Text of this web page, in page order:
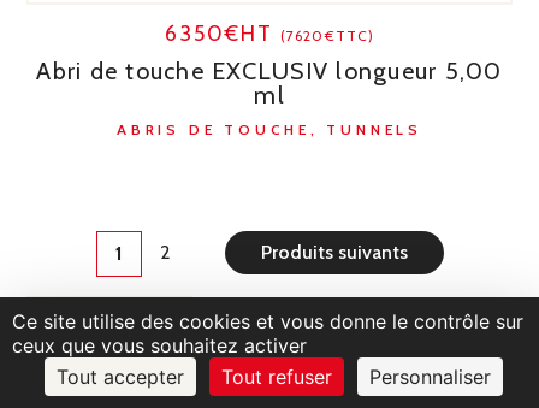
6350€HT (7620€TTC)
Abri de touche EXCLUSIV longueur 5,00
ml
ABRIS DE TOUCHE, TUNNELS
1 2 Produits suivants
Ce site utilise des cookies et vous donne le contrôle sur
ceux que vous souhaitez activer
Tout accepter
Tout refuser Personnaliser